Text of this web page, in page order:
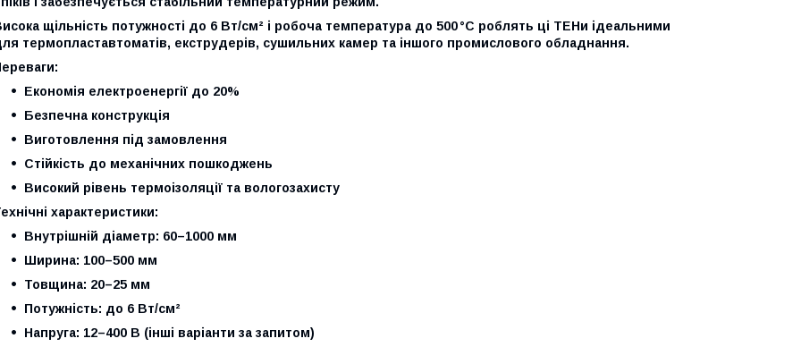
щільність потужності до 6 Вт/см² і робоча температура до 500 °C роблять ці ТЕНи ідеальними
термопластавтоматів, екструдерів, сушильних камер та іншого промислового обладнання.
Економія електроенергії до 20%
Безпечна конструкція
Виготовлення під замовлення
Стійкість до механічних пошкоджень
Високий рівень термоізоляції та вологозахисту
характеристики:
Внутрішній діаметр: 60–1000 мм
Ширина: 100–500 мм
Товщина: 20–25 мм
Потужність: до 6 Вт/см²
Напруга: 12–400 В (інші варіанти за запитом)